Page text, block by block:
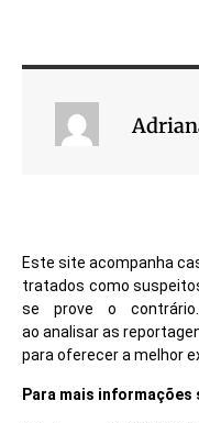
Este site acompanha
tratados como
se prove o
ao analisar as
para oferecer a melhor
Para mais informações